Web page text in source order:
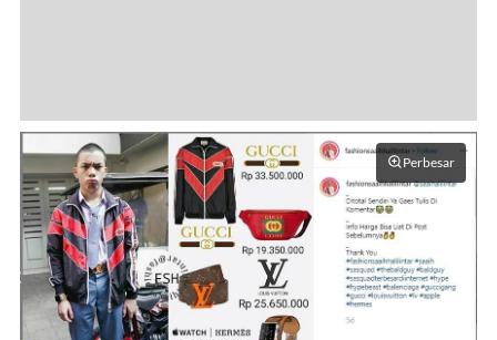
Perbesar